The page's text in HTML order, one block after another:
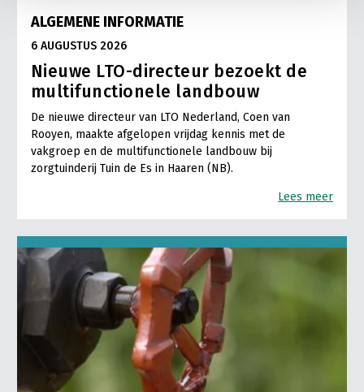
ALGEMENE INFORMATIE
6 AUGUSTUS 2026
Nieuwe LTO-directeur bezoekt de
multifunctionele landbouw
De nieuwe directeur van LTO Nederland, Coen van
Rooyen, maakte afgelopen vrijdag kennis met de
vakgroep en de multifunctionele landbouw bij
zorgtuinderij Tuin de Es in Haaren (NB).
Lees meer